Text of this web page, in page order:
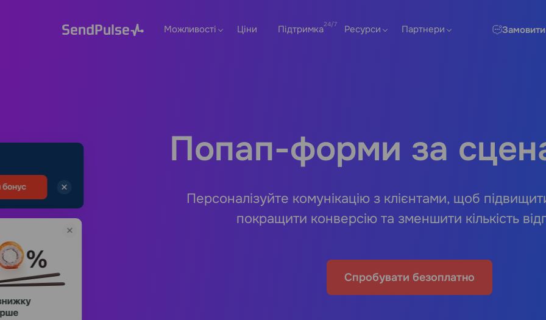
Можливості Ціни Підтримка Ресурси Партнери
Попап-форми за
Персоналізуйте комунікацію з клієнтами, щоб
покращити конверсію та зменшити кількість
Спробувати безоплатно